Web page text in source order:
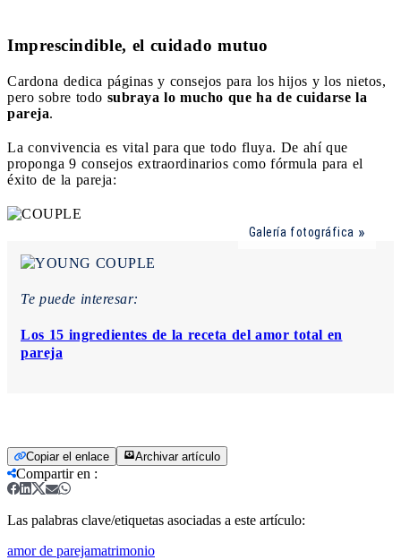
Imprescindible, el cuidado mutuo
Cardona dedica páginas y consejos para los hijos y los nietos,
pero sobre todo subraya lo mucho que ha de cuidarse la
pareja.
La convivencia es vital para que todo fluya. De ahí que
proponga 9 consejos extraordinarios como fórmula para el
éxito de la pareja:
Galería fotográfica
Te puede interesar:
Los 15 ingredientes de la receta del amor total en
pareja
Copiar el enlace Archivar artículo
Compartir en :
Las palabras clave/etiquetas asociadas a este artículo:
amor de parejamatrimonio